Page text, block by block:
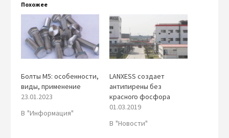
Похожее
Болты М5: особенности,
виды, применение
23.01.2023
В "Информация"
LANXESS создает
антипирены без
красного фосфора
01.03.2019
В "Новости"